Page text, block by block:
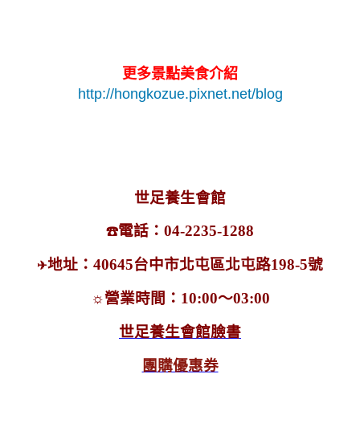
更多景點美食介紹
http://hongkozue.pixnet.net/blog
世足養生會館
☎電話： 04-2235-1288
✈地址：40645台中市北屯區北屯路198-5號
☼營業時間：10:00～03:00
世足養生會館臉書
團購優惠券